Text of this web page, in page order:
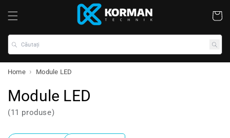
Coș
Căutați
Home Module LED
Module LED
(11 produse)